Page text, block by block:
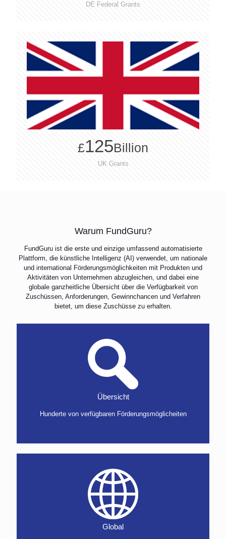
DE Federal Grants
£125Billion
UK Grants
Warum FundGuru?
FundGuru ist die erste und einzige umfassend automatisierte
Plattform, die künstliche Intelligenz (AI) verwendet, um nationale
und international Förderungsmöglichkeiten mit Produkten und
Aktivitäten von Unternehmen abzugleichen, und dabei eine
globale ganzheitliche Übersicht über die Verfügbarkeit von
Zuschüssen, Anforderungen, Gewinnchancen und Verfahren
bietet, um diese Zuschüsse zu erhalten.
Übersicht
Hunderte von verfügbaren Förderungsmöglicheiten
Global